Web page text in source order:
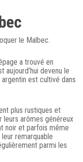
le Malbec.
a trouvé en
aujourd’hui devenu le
est cultivé dans
plus rustiques et
leurs arômes généreux
noir et parfois même
remarquable
parmi les